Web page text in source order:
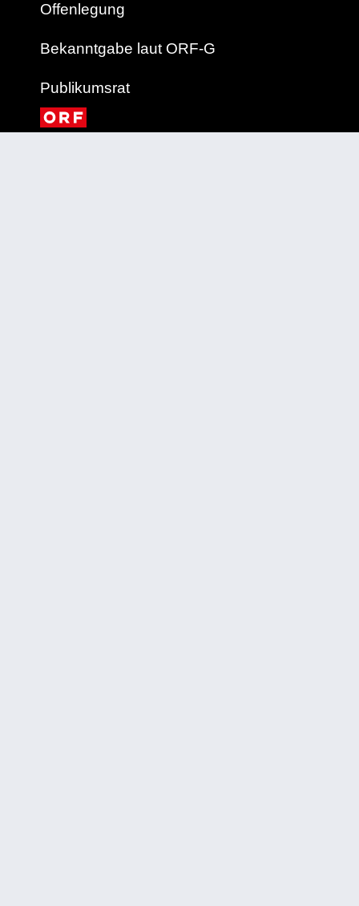
Offenlegung
Bekanntgabe laut ORF-G
Publikumsrat